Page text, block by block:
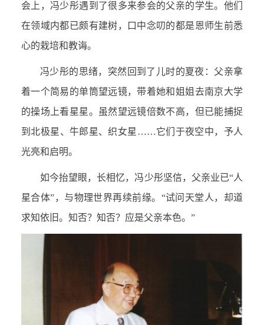
会上，冯少彤遇到了很多来参会的父亲的学生。他们
在领域内都已颇有建树，口中念叨的都是恩师生前悉
心的栽培和教诲。
冯少彤的思绪，突然回到了儿时的夏夜：父亲拿
着一个简易的单筒望远镜，带着她和姐姐去南京大学
的操场上看星星。虽然望远镜倍数不高，但已能捕捉
到北极星、牛郎星、织女星……它们于夜空中，予人
光亮和启明。
如今抬望眼，长相忆，冯少彤坚信，父亲业已“人
星合体”，与物理世界再续前缘。“试问天堂人，却道
求知依旧。知否？知否？应是父亲本色。”